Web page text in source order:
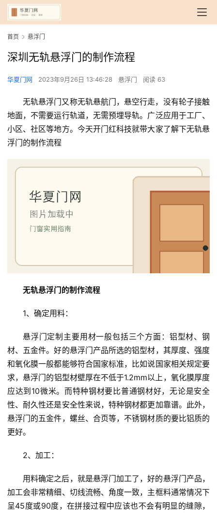
首
首页 悬浮门
深圳无轨悬浮门的制作流程
华夏门网 2023年9月26日 13:46:28 悬浮门 阅读 63
无轨悬浮门又称无轨悬航门，悬空行走，没有轮子接触
地面，不需要运行轨道，无需预埋导轨。广泛应用于工厂、
小区、社区等地方。今天开门红科技就带大家了解下无轨悬
浮门的制作流程
无轨悬浮门的制作流程
1、确定用料：
悬浮门定制主要用材一般包括三个方面：铝型材、钢
材、五金件。好的悬浮门产品所选的铝型材，其厚度、强度
和氧化膜一般都能够符合国家标准，比如说国家相关规定要
求，悬浮门的铝型材壁厚在不低于1.2mm以上，氧化膜厚度
应达到10微米。而特种钢材要比普通钢材好，无论是安全
性、耐久性还是安全性来说，特种钢材都更加靠谱。此外，
悬浮门的五金件，螺丝、合页等，不锈钢材质的要比铝质的
更好。
2、加工：
用料确定之后，就是悬浮门加工了，好的悬浮门产品，
加工会非常精细、切线流畅、角度一致，主框料通常情况下
呈45度或90度，在拼接过程中应该也不会有明显的缝隙，